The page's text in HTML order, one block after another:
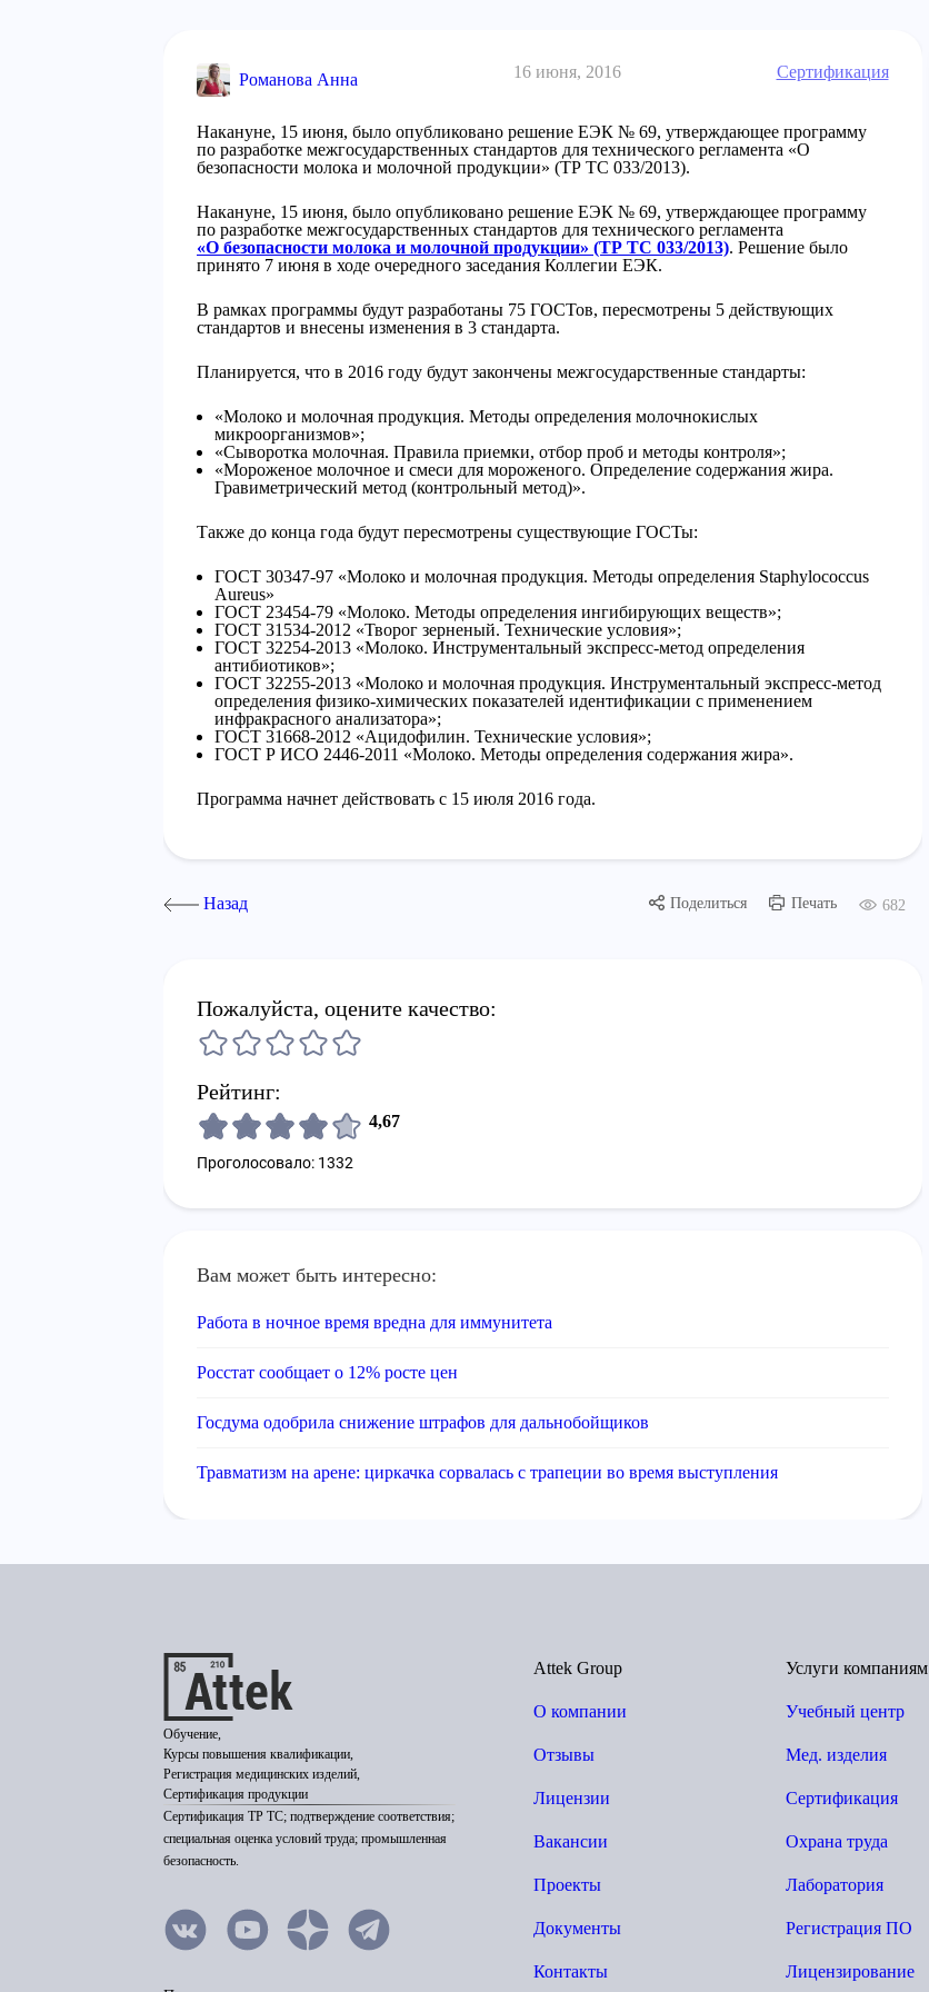
Романова Анна 16 июня, 2016 Сертификация
Накануне, 15 июня, было опубликовано решение ЕЭК № 69, утверждающее программу
по разработке межгосударственных стандартов для технического регламента «О
безопасности молока и молочной продукции» (ТР ТС 033/2013).
Накануне, 15 июня, было опубликовано решение ЕЭК № 69, утверждающее программу
по разработке межгосударственных стандартов для технического регламента
«О безопасности молока и молочной продукции» (ТР ТС 033/2013). Решение было
принято 7 июня в ходе очередного заседания Коллегии ЕЭК.
В рамках программы будут разработаны 75 ГОСТов, пересмотрены 5 действующих
стандартов и внесены изменения в 3 стандарта.
Планируется, что в 2016 году будут закончены межгосударственные стандарты:
«Молоко и молочная продукция. Методы определения молочнокислых
микроорганизмов»;
«Сыворотка молочная. Правила приемки, отбор проб и методы контроля»;
«Мороженое молочное и смеси для мороженого. Определение содержания жира.
Гравиметрический метод (контрольный метод)».
Также до конца года будут пересмотрены существующие ГОСТы:
ГОСТ 30347-97 «Молоко и молочная продукция. Методы определения Staphylococcus
Aureus»
ГОСТ 23454-79 «Молоко. Методы определения ингибирующих веществ»;
ГОСТ 31534-2012 «Творог зерненый. Технические условия»;
ГОСТ 32254-2013 «Молоко. Инструментальный экспресс-метод определения
антибиотиков»;
ГОСТ 32255-2013 «Молоко и молочная продукция. Инструментальный экспресс-метод
определения физико-химических показателей идентификации с применением
инфракрасного анализатора»;
ГОСТ 31668-2012 «Ацидофилин. Технические условия»;
ГОСТ Р ИСО 2446-2011 «Молоко. Методы определения содержания жира».
Программа начнет действовать с 15 июля 2016 года.
Назад Поделиться Печать 682
Пожалуйста, оцените качество:
Рейтинг:
4,67
Проголосовало: 1332
Вам может быть интересно:
Работа в ночное время вредна для иммунитета
Росстат сообщает о 12% росте цен
Госдума одобрила снижение штрафов для дальнобойщиков
Травматизм на арене: циркачка сорвалась с трапеции во время выступления
Обучение,
Курсы повышения квалификации,
Регистрация медицинских изделий,
Сертификация продукции
Сертификация ТР ТС; подтверждение соответствия;
специальная оценка условий труда; промышленная
безопасность.
Attek Group
О компании
Отзывы
Лицензии
Вакансии
Проекты
Документы
Контакты
Услуги компаниям
Учебный центр
Мед. изделия
Сертификация
Охрана труда
Лаборатория
Регистрация ПО
Лицензирование